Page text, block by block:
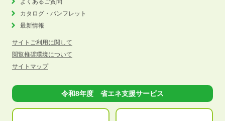
よくあるご質問
カタログ・パンフレット
最新情報
サイトご利用に関して
閲覧推奨環境について
サイトマップ
令和8年度 省エネ支援サービス